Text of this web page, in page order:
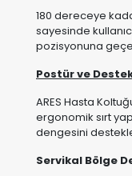
ARES Hasta
ergonomik sırt
Baş ve boyun
sağlayarak oturum
Torakal Bölge